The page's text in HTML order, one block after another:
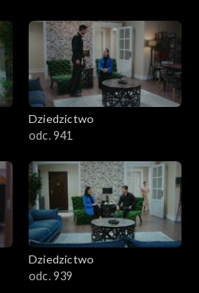
Dziedzictwo
odc. 941
Dziedzictwo
odc. 939